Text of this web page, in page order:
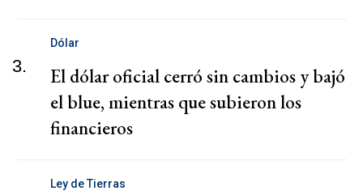
3.
Dólar
El dólar oficial cerró sin cambios y bajó
el blue, mientras que subieron los
financieros
Ley de Tierras